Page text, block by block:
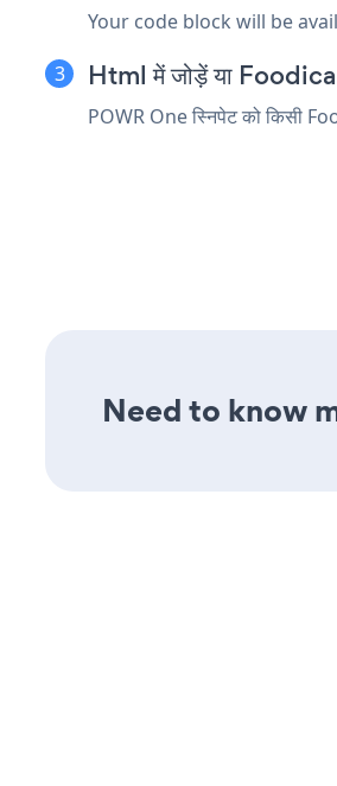
Your code block will be
Html में जोड़ें या Foodica
POWR One स्निपेट को किसी
Need to know